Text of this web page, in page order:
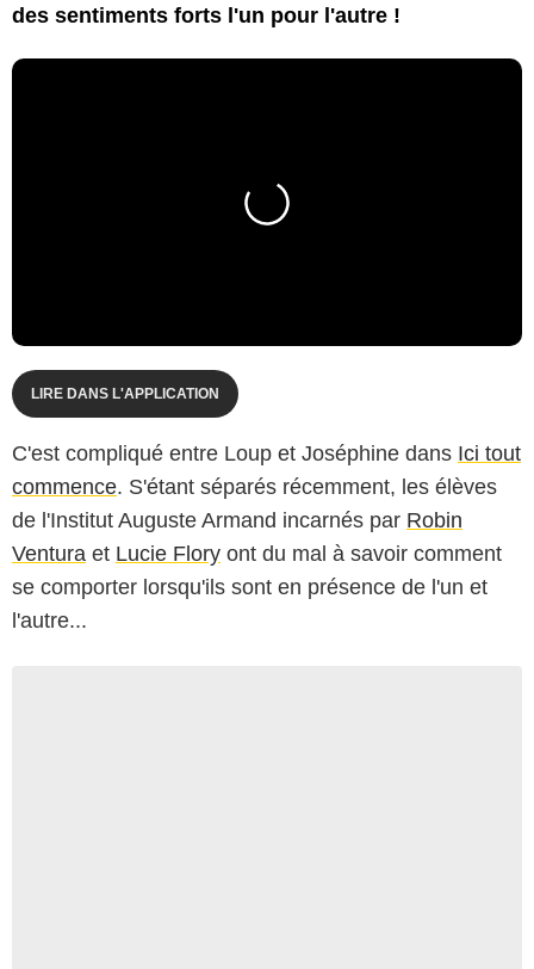
des sentiments forts l'un pour l'autre !
LIRE DANS L'APPLICATION
C'est compliqué entre Loup et Joséphine dans Ici tout
commence. S'étant séparés récemment, les élèves
de l'Institut Auguste Armand incarnés par Robin
Ventura et Lucie Flory ont du mal à savoir comment
se comporter lorsqu'ils sont en présence de l'un et
l'autre...